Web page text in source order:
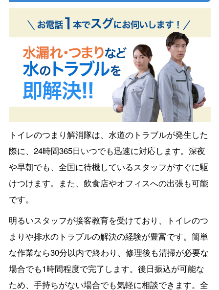
トイレのつまり解消隊は、水道のトラブルが発生した
際に、24時間365日いつでも迅速に対応します。深夜
や早朝でも、全国に待機しているスタッフがすぐに駆
けつけます。また、飲食店やオフィスへの出張も可能
です。
明るいスタッフが接客教育を受けており、トイレのつ
まりや排水のトラブルの解決の経験が豊富です。簡単
な作業なら30分以内で終わり、修理後も清掃が必要な
場合でも1時間程度で完了します。後日振込が可能な
ため、手持ちがない場合でも気軽に相談できます。全